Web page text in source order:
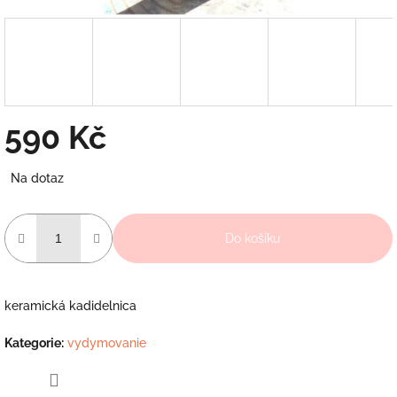
590 Kč
cena:
Na dotaz
Do košíku
keramická kadidelnica
Kategorie: vydymovanie